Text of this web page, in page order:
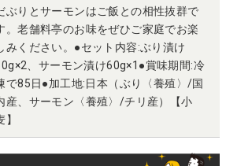
ぶりとサーモンはご飯との相性抜群で
。老舗料亭のお味をぜひご家庭でお楽
みください。●セット内容:ぶり漬け
、サーモン漬け60g×1●賞味期間:冷
で85日●加工地:日本（ぶり〈養殖〉/国
産、サーモン〈養殖〉/チリ産）【小
】